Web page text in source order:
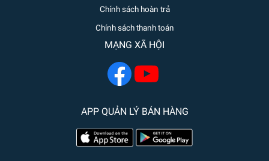
Chính sách hoàn trả
Chính sách thanh toán
MẠNG XÃ HỘI
APP QUẢN LÝ BÁN HÀNG